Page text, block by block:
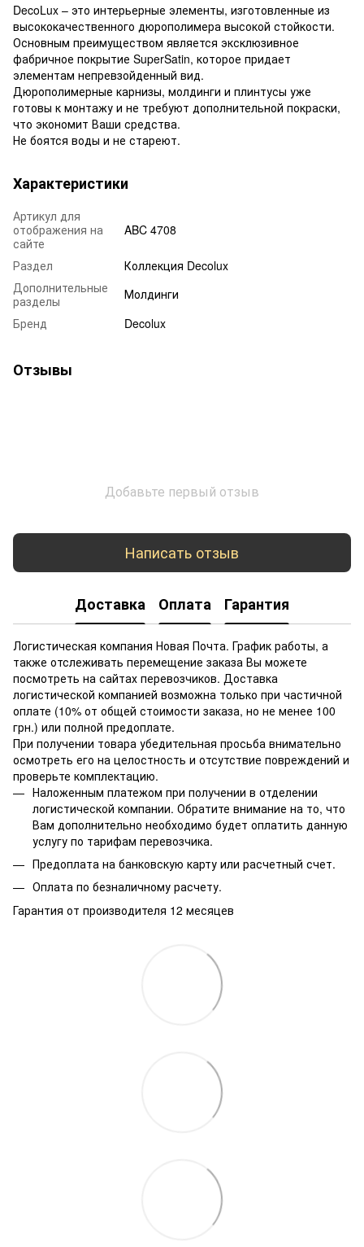
DecoLux – это интерьерные элементы, изготовленные из
высококачественного дюрополимера высокой стойкости.
Основным преимуществом является эксклюзивное
фабричное покрытие SuperSatin, которое придает
элементам непревзойденный вид.
Дюрополимерные карнизы, молдинги и плинтусы уже
готовы к монтажу и не требуют дополнительной покраски,
что экономит Ваши средства.
Не боятся воды и не стареют.
Характеристики
Артикул для
отображения на
сайте
ABC 4708
Раздел
Коллекция Decolux
Дополнительные
разделы
Молдинги
Бренд
Decolux
Отзывы
Добавьте первый отзыв
Написать отзыв
Доставка Оплата Гарантия
Логистическая компания Новая Почта. График работы, а
также отслеживать перемещение заказа Вы можете
посмотреть на сайтах перевозчиков. Доставка
логистической компанией возможна только при частичной
оплате (10% от общей стоимости заказа, но не менее 100
грн.) или полной предоплате.
При получении товара убедительная просьба внимательно
осмотреть его на целостность и отсутствие повреждений и
проверьте комплектацию.
Наложенным платежом при получении в отделении
логистической компании. Обратите внимание на то, что
Вам дополнительно необходимо будет оплатить данную
услугу по тарифам перевозчика.
Предоплата на банковскую карту или расчетный счет.
Оплата по безналичному расчету.
Гарантия от производителя 12 месяцев